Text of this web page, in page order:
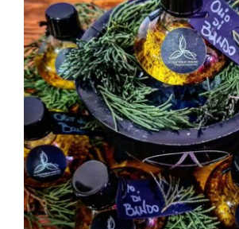
Valutato
5.00su 5
DETTAGLI